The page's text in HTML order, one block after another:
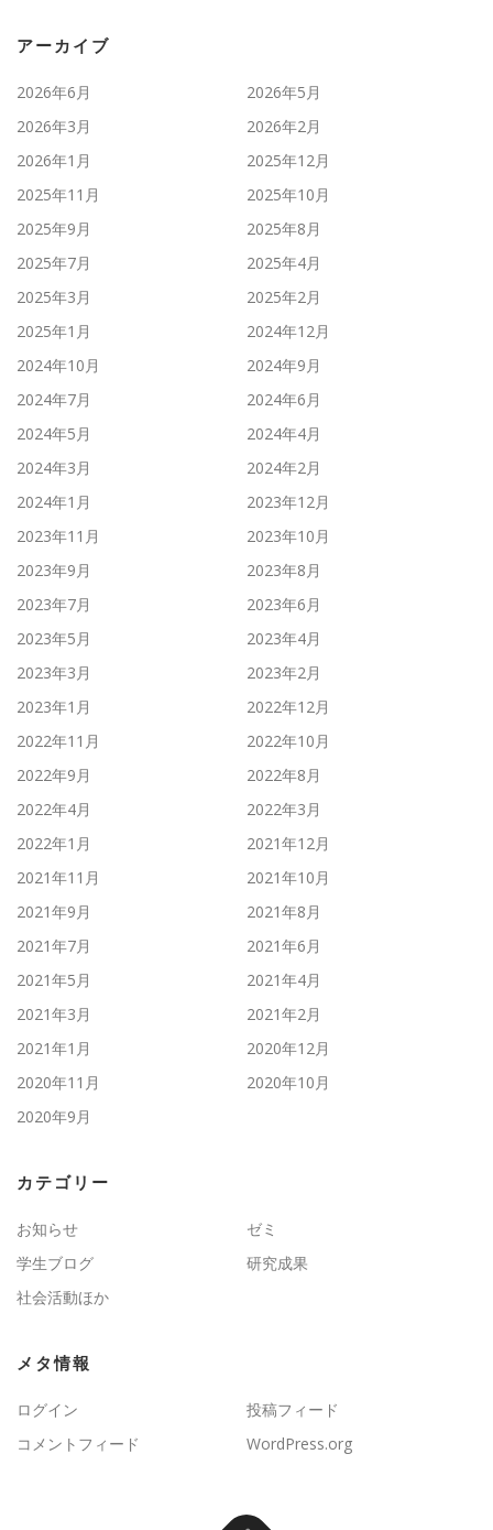
アーカイブ
2026年6月
2026年5月
2026年3月
2026年2月
2026年1月
2025年12月
2025年11月
2025年10月
2025年9月
2025年8月
2025年7月
2025年4月
2025年3月
2025年2月
2025年1月
2024年12月
2024年10月
2024年9月
2024年7月
2024年6月
2024年5月
2024年4月
2024年3月
2024年2月
2024年1月
2023年12月
2023年11月
2023年10月
2023年9月
2023年8月
2023年7月
2023年6月
2023年5月
2023年4月
2023年3月
2023年2月
2023年1月
2022年12月
2022年11月
2022年10月
2022年9月
2022年8月
2022年4月
2022年3月
2022年1月
2021年12月
2021年11月
2021年10月
2021年9月
2021年8月
2021年7月
2021年6月
2021年5月
2021年4月
2021年3月
2021年2月
2021年1月
2020年12月
2020年11月
2020年10月
2020年9月
カテゴリー
お知らせ
ゼミ
学生ブログ
研究成果
社会活動ほか
メタ情報
ログイン
投稿フィード
コメントフィード
WordPress.org